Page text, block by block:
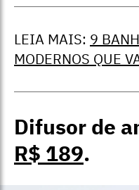
LEIA MAIS: 9
MODERNOS QUE
Difusor de
R$ 189.